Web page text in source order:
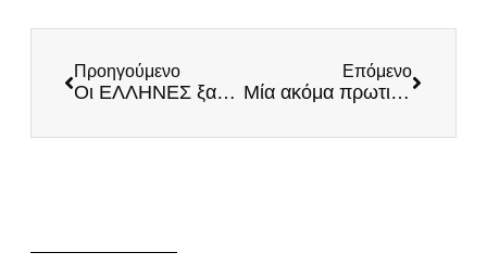
Προηγούμενο
Οι ΕΛΛΗΝΕΣ ξανά στο πλευρό των πυροσβεστών και των κατοίκων στο Κρυονέρι
Επόμενο
Μία ακόμα πρωτιά της Νέας Δημοκρατίας!